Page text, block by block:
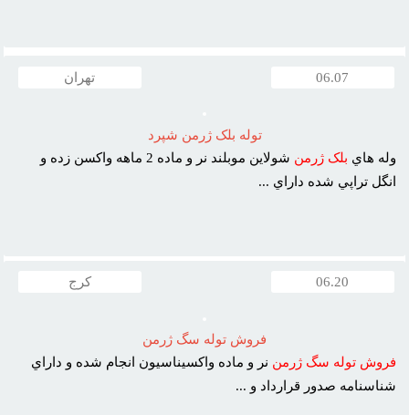
06.07 تهران
توله بلک ژرمن شپرد
وله هاي بلک ژرمن
شولاين موبلند نر و ماده 2 ماهه واکسن زده و
انگل تراپي شده داراي ...
06.20 کرج
فروش توله سگ ژرمن
فروش توله سگ ژرمن نر و ماده واکسيناسيون انجام شده و داراي
شناسنامه صدور قرارداد و ...